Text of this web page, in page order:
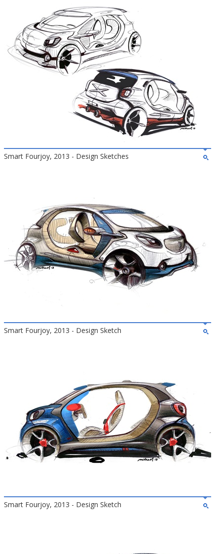
Smart Fourjoy, 2013 - Design Sketches
Smart Fourjoy, 2013 - Design Sketch
Smart Fourjoy, 2013 - Design Sketch